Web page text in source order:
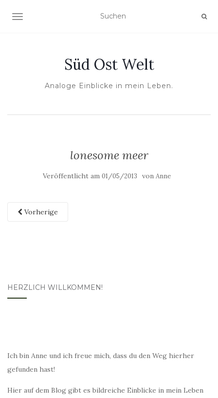
NAVIGATION UMSCHALTEN
Süd Ost Welt
Analoge Einblicke in mein Leben.
lonesome meer
Veröffentlicht am 01/05/2013 von Anne
Vorherige
HERZLICH WILLKOMMEN!
Ich bin Anne und ich freue mich, dass du den Weg hierher
gefunden hast!
Hier auf dem Blog gibt es bildreiche Einblicke in mein Leben